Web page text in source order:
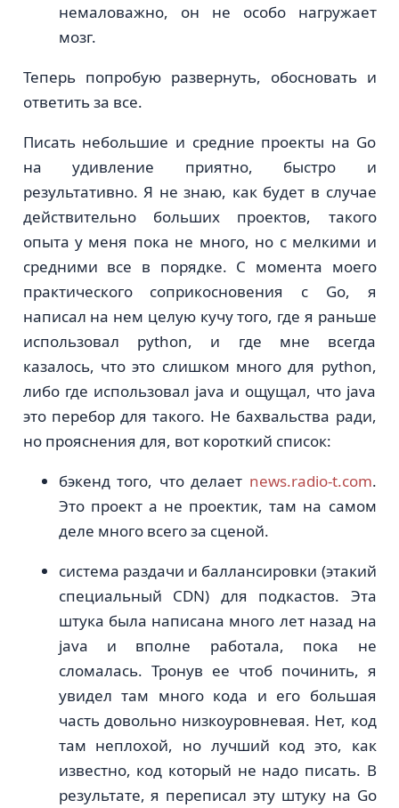
немаловажно, он не особо нагружает
мозг.
Теперь попробую развернуть, обосновать и
ответить за все.
Писать небольшие и средние проекты на Go
на удивление приятно, быстро и
результативно. Я не знаю, как будет в случае
действительно больших проектов, такого
опыта у меня пока не много, но с мелкими и
средними все в порядке. С момента моего
практического соприкосновения с Go, я
написал на нем целую кучу того, где я раньше
использовал python, и где мне всегда
казалось, что это слишком много для python,
либо где использовал java и ощущал, что java
это перебор для такого. Не бахвальства ради,
но прояснения для, вот короткий список:
бэкенд того, что делает news.radio-t.com.
Это проект а не проектик, там на самом
деле много всего за сценой.
система раздачи и баллансировки (этакий
специальный CDN) для подкастов. Эта
штука была написана много лет назад на
java и вполне работала, пока не
сломалась. Тронув ее чтоб починить, я
увидел там много кода и его большая
часть довольно низкоуровневая. Нет, код
там неплохой, но лучший код это, как
известно, код который не надо писать. В
результате, я переписал эту штуку на Go